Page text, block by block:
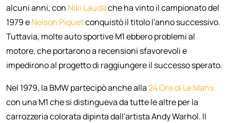
alcuni anni, con Niki Laudache ha vinto il campionato del
1979 eNelson Piquetconquistò il titolo l'anno successivo.
Tuttavia, molte auto sportive M1 ebbero problemi al
motore, che portarono a recensioni sfavorevoli e
impedirono al progetto di raggiungere il successo sperato.
Nel 1979, la BMW partecipò anche alla24 Ore di Le Mans
con una M1 che si distingueva da tutte le altre per la
carrozzeria colorata dipinta dall'artista Andy Warhol. Il